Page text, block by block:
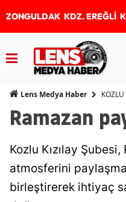
ZONGULDAK KDZ. EREĞLİ
Lens Medya Haber KOZLU
Ramazan
Kozlu Kızılay
atmosferini
birleştirerek ihtiyaç